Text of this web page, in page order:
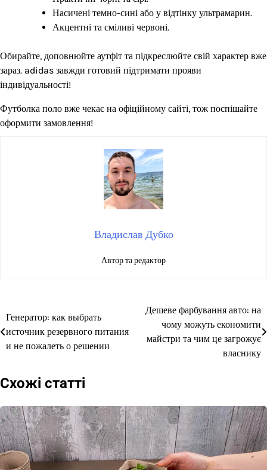
Насичені темно-сині або у відтінку ультрамарин.
Акцентні та сміливі червоні.
Обирайте, доповнюйте аутфіт та підкреслюйте свій характер вже
зараз. adidas завжди готовий підтримати прояви
індивідуальності!
Футболка поло вже чекає на офіційному сайті, тож поспішайте
оформити замовлення!
Владислав Дубко
Автор та редактор
Навігація
записів
Генератор: как выбрать
источник резервного питания
и не пожалеть о решении
Дешеве фарбування авто: на
чому можуть економити
майстри та чим це загрожує
власнику
Схожі статті